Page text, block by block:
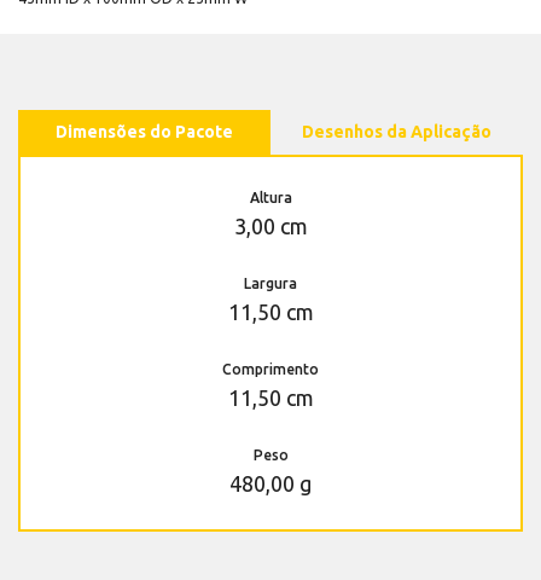
Dimensões do Pacote Desenhos da Aplicação
Altura
3,00 cm
Largura
11,50 cm
Comprimento
11,50 cm
Peso
480,00 g